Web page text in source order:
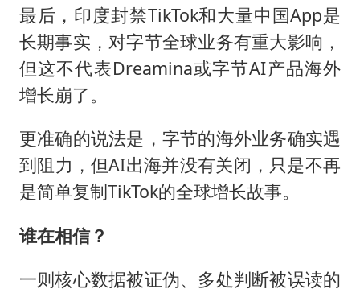
最后，印度封禁TikTok和大量中国App是
长期事实，对字节全球业务有重大影响，
但这不代表Dreamina或字节AI产品海外
增长崩了。
更准确的说法是，字节的海外业务确实遇
到阻力，但AI出海并没有关闭，只是不再
是简单复制TikTok的全球增长故事。
谁在相信？
一则核心数据被证伪、多处判断被误读的